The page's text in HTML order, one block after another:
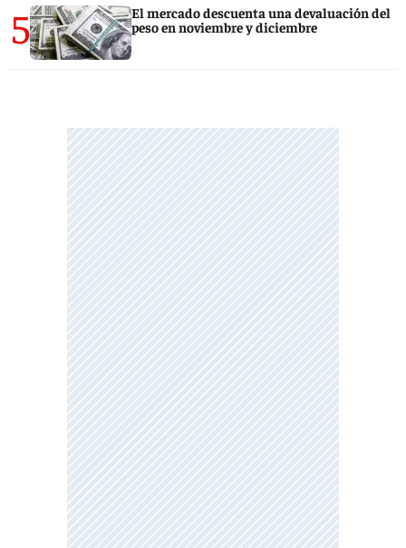
5
El mercado descuenta una devaluación del
peso en noviembre y diciembre